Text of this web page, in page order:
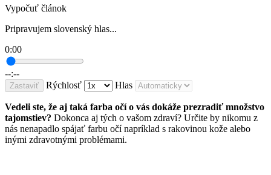
Vypočuť článok
Pripravujem slovenský hlas...
0:00
--:--
Zastaviť Rýchlosť Hlas
Vedeli ste, že aj taká farba očí o vás dokáže prezradiť množstvo
tajomstiev? Dokonca aj tých o vašom zdraví? Určite by nikomu z
nás nenapadlo spájať farbu očí napríklad s rakovinou kože alebo
inými zdravotnými problémami.